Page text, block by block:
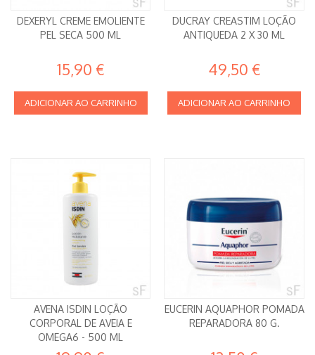
DEXERYL CREME EMOLIENTE
PEL SECA 500 ML
15,90 €
ADICIONAR AO CARRINHO
DUCRAY CREASTIM LOÇÃO
ANTIQUEDA 2 X 30 ML
49,50 €
ADICIONAR AO CARRINHO
AVENA ISDIN LOÇÃO
CORPORAL DE AVEIA E
OMEGA6 - 500 ML
EUCERIN AQUAPHOR POMADA
REPARADORA 80 G.